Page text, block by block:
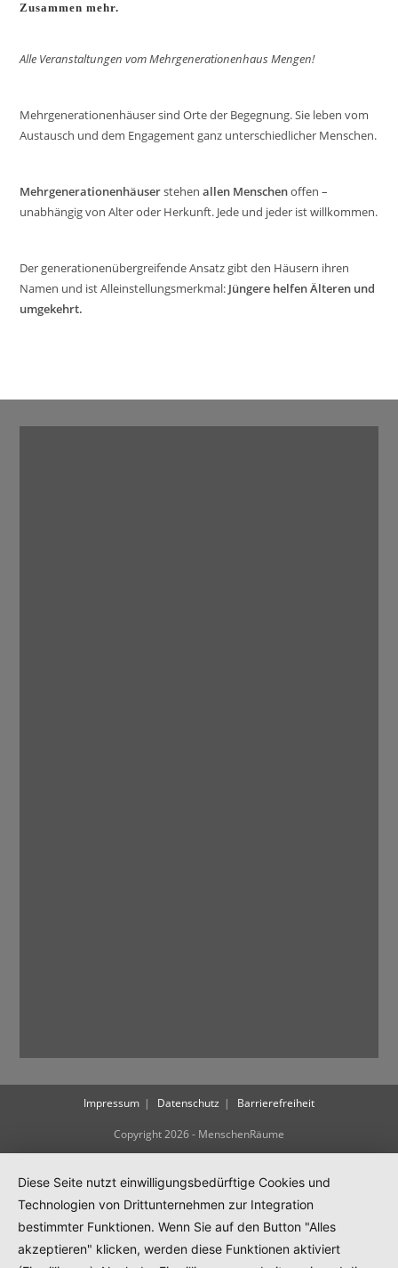
Zusammen mehr.
Alle Veranstaltungen vom Mehrgenerationenhaus Mengen!
Mehrgenerationenhäuser sind Orte der Begegnung. Sie leben vom
Austausch und dem Engagement ganz unterschiedlicher Menschen.
Mehrgenerationenhäuserstehenallen Menschenoffen –
unabhängig von Alter oder Herkunft. Jede und jeder ist willkommen.
Der generationenübergreifende Ansatz gibt den Häusern ihren
Namen und ist Alleinstellungsmerkmal: Jüngere helfen Älteren und
umgekehrt.
Impressum Datenschutz Barrierefreiheit
Copyright 2026 - MenschenRäume
Diese Seite nutzt einwilligungsbedürftige Cookies und
Technologien von Drittunternehmen zur Integration
bestimmter Funktionen. Wenn Sie auf den Button "Alles
akzeptieren" klicken, werden diese Funktionen aktiviert